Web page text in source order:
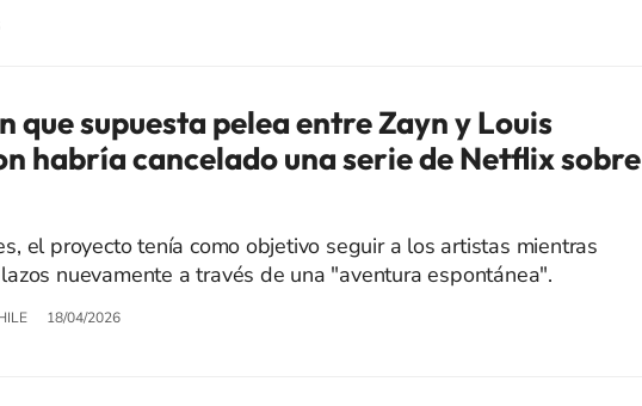
que supuesta pelea entre Zayn y Louis
habría cancelado una serie de Netflix sobre
el proyecto tenía como objetivo seguir a los artistas mientras
nuevamente a través de una "aventura espontánea".
18/04/2026